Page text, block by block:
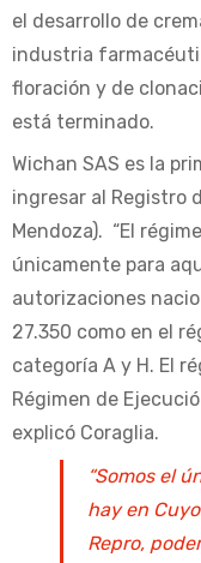
el desarrollo de
industria
floración y de
está terminado.
Wichan SAS es la
ingresar al Registro
Mendoza). “El
únicamente para
autorizaciones
27.350 como en el
categoría A y H. El
Régimen de
explicó Coraglia.
“Somos el
hay en
Repro,